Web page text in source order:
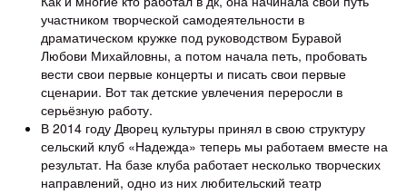
участником творческой самодеятельности в
драматическом кружке под руководством Буравой
Любови Михайловны, а потом начала петь, пробовать
вести свои первые концерты и писать свои первые
сценарии. Вот так детские увлечения переросли в
серьёзную работу.
В 2014 году Дворец культуры принял в свою структуру
сельский клуб «Надежда» теперь мы работаем вместе на
результат. На базе клуба работает несколько творческих
направлений, одно из них любительский театр